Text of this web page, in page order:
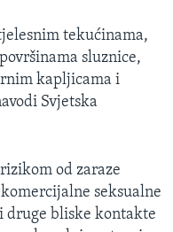
tekućinama,
sluznice,
kapljicama i
Svjetska
od zaraze
seksualne
druge bliske kontakte